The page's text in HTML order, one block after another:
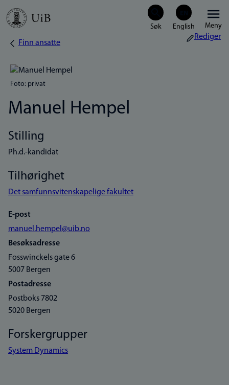
Hopp
Meny
Navigasjonssti
Finn ansatte
Rediger
Foto: privat
Manuel Hempel
Stilling
Ph.d.-kandidat
Tilhørighet
Det samfunnsvitenskapelige fakultet
E-post
manuel.hempel@uib.no
Besøksadresse
Fosswinckels gate 6
5007 Bergen
Postadresse
Postboks 7802
5020 Bergen
Forskergrupper
System Dynamics